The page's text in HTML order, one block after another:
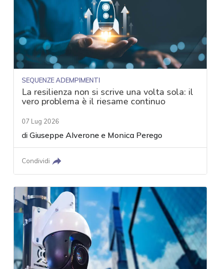
SEQUENZE ADEMPIMENTI
La resilienza non si scrive una volta sola: il
vero problema è il riesame continuo
07 Lug 2026
diGiuseppe Alverone e Monica Perego
Condividi